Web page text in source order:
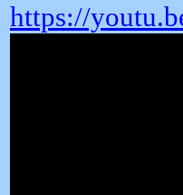
https://